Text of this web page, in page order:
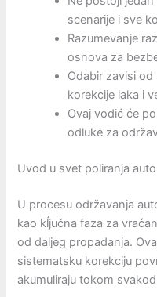
scenarije i sve
Razumevanje
osnova za
Odabir zavisi
korekcije laka i
Ovaj vodić će
odluke za
Uvod u svet poliranja
U procesu održavanja
kao kĺjučna faza za
od daljeg propadanja.
sistematsku korekciju
akumuliraju tokom